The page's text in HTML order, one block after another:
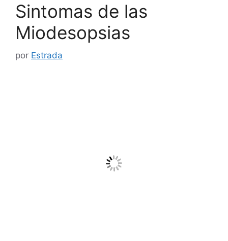
Sintomas de las
Miodesopsias
por Estrada